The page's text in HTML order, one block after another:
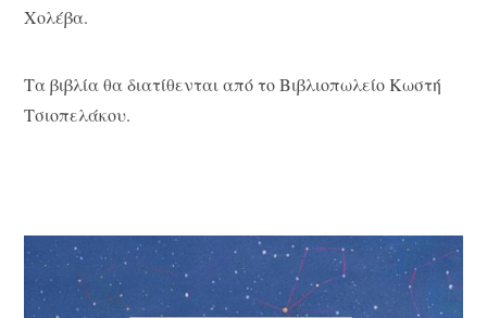
Χολέβα.
Τα βιβλία θα διατίθενται από το Βιβλιοπωλείο Κωστή
Τσιοπελάκου.